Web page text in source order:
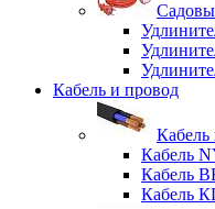
Кабель и провод
Кабель
Кабель
Кабель